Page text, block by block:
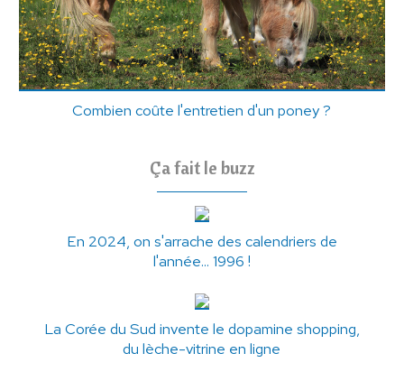
Combien coûte l'entretien d'un poney ?
Ça fait le buzz
En 2024, on s'arrache des calendriers de
l'année... 1996 !
La Corée du Sud invente le dopamine shopping,
du lèche-vitrine en ligne